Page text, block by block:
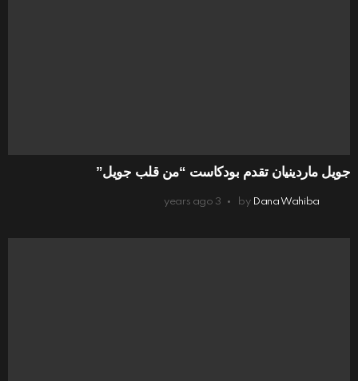
جويل ماردينيان تقدم بودكاست “من قلب جويل”
by Dana Wahiba
3 years ago